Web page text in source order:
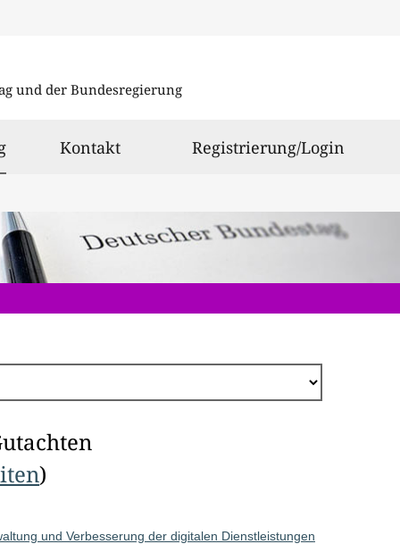
und der Bundesregierung
ausgewählt
Kontakt Registrierung/Login
)
und Verbesserung der digitalen Dienstleistungen